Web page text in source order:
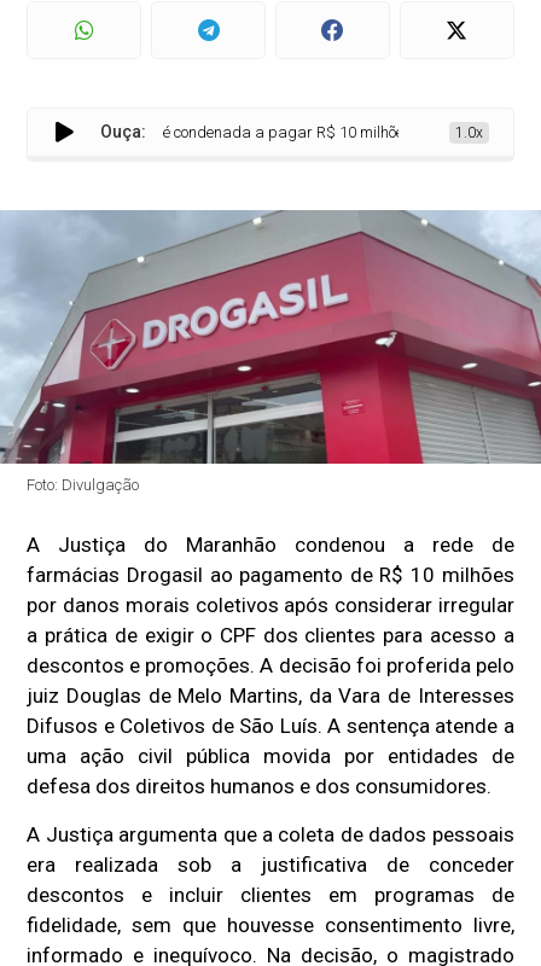
Ouça:
Drogasil é condenada a pagar R$ 10 milhões por exigir CPF para
1.0x
Foto: Divulgação
A Justiça do Maranhão condenou a rede de
farmácias Drogasil ao pagamento de R$ 10 milhões
por danos morais coletivos após considerar irregular
a prática de exigir o CPF dos clientes para acesso a
descontos e promoções. A decisão foi proferida pelo
juiz Douglas de Melo Martins, da Vara de Interesses
Difusos e Coletivos de São Luís. A sentença atende a
uma ação civil pública movida por entidades de
defesa dos direitos humanos e dos consumidores.
A Justiça argumenta que a coleta de dados pessoais
era realizada sob a justificativa de conceder
descontos e incluir clientes em programas de
fidelidade, sem que houvesse consentimento livre,
informado e inequívoco. Na decisão, o magistrado